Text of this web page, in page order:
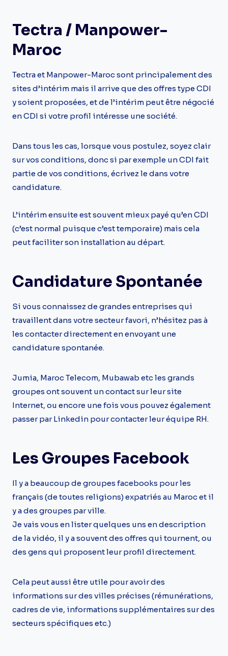
Tectra / Manpower-
Maroc
Tectra et Manpower-Maroc sont principalement des
sites d’intérim mais il arrive que des offres type CDI
y soient proposées, et de l’intérim peut être négocié
en CDI si votre profil intéresse une société.
Dans tous les cas, lorsque vous postulez, soyez clair
sur vos conditions, donc si par exemple un CDI fait
partie de vos conditions, écrivez le dans votre
candidature.
L’intérim ensuite est souvent mieux payé qu’en CDI
(c’est normal puisque c’est temporaire) mais cela
peut faciliter son installation au départ.
Candidature Spontanée
Si vous connaissez de grandes entreprises qui
travaillent dans votre secteur favori, n’hésitez pas à
les contacter directement en envoyant une
candidature spontanée.
Jumia, Maroc Telecom, Mubawab etc les grands
groupes ont souvent un contact sur leur site
Internet, ou encore une fois vous pouvez également
passer par Linkedin pour contacter leur équipe RH.
Les Groupes Facebook
Il y a beaucoup de groupes facebooks pour les
français (de toutes religions) expatriés au Maroc et il
y a des groupes par ville.
Je vais vous en lister quelques uns en description
de la vidéo, il y a souvent des offres qui tournent, ou
des gens qui proposent leur profil directement.
Cela peut aussi être utile pour avoir des
informations sur des villes précises (rémunérations,
cadres de vie, informations supplémentaires sur des
secteurs spécifiques etc.)